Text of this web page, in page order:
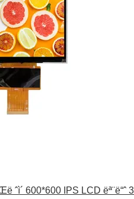
ˆì´ 600*600 IPS LCD ëª¨ë“ˆ